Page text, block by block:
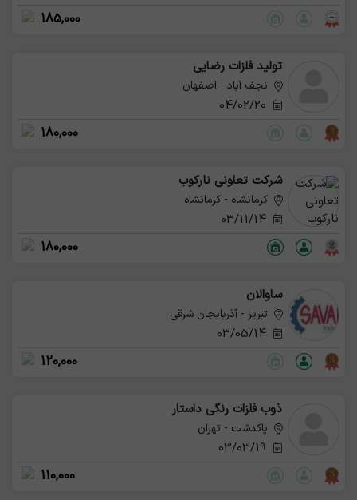
185,000
تولید فلزات رضایی
نجف آباد - اصفهان
180,000
شرکت تعاونی نارکوب
کرمانشاه - کرمانشاه
03/11/14
180,000
ساوالان
تبریز - آذربایجان شرقی
03/05/14
120,000
ذوب فلزات رنگی داستار
پاکدشت - تهران
110,000